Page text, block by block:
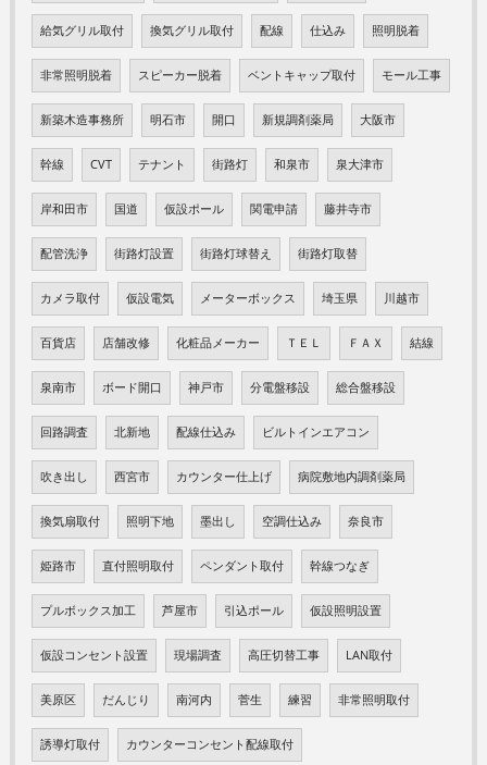
給気グリル取付 換気グリル取付 配線 仕込み 照明脱着
非常照明脱着 スピーカー脱着 ベントキャップ取付 モール工事
新築木造事務所 明石市 開口 新規調剤薬局 大阪市
幹線 CVT テナント 街路灯 和泉市 泉大津市
岸和田市 国道 仮設ポール 関電申請 藤井寺市
配管洗浄 街路灯設置 街路灯球替え 街路灯取替
カメラ取付 仮設電気 メーターボックス 埼玉県 川越市
百貨店 店舗改修 化粧品メーカー ＴＥＬ ＦＡＸ 結線
泉南市 ボード開口 神戸市 分電盤移設 総合盤移設
回路調査 北新地 配線仕込み ビルトインエアコン
吹き出し 西宮市 カウンター仕上げ 病院敷地内調剤薬局
換気扇取付 照明下地 墨出し 空調仕込み 奈良市
姫路市 直付照明取付 ペンダント取付 幹線つなぎ
プルボックス加工 芦屋市 引込ポール 仮設照明設置
仮設コンセント設置 現場調査 高圧切替工事 LAN取付
美原区 だんじり 南河内 菅生 練習 非常照明取付
誘導灯取付 カウンターコンセント配線取付